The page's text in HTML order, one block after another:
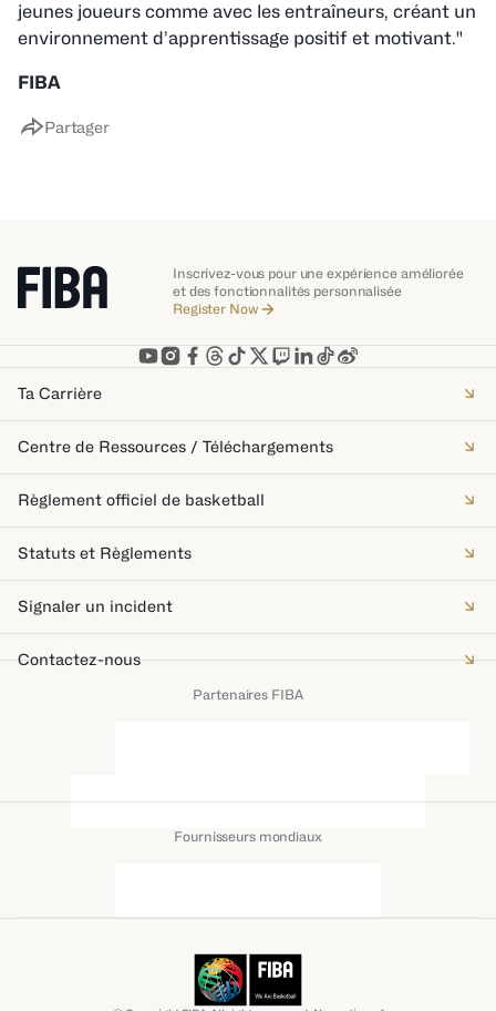
jeunes joueurs comme avec les entraîneurs, créant un
environnement d’apprentissage positif et motivant."
FIBA
Partager
Inscrivez-vous pour une expérience améliorée
et des fonctionnalités personnalisée
Register Now
Ta Carrière
Centre de Ressources / Téléchargements
Règlement officiel de basketball
Statuts et Règlements
Signaler un incident
Contactez-nous
Partenaires FIBA
Fournisseurs mondiaux